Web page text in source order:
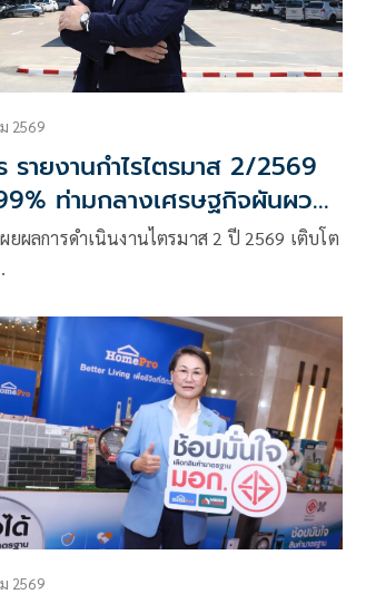
2569
รายงานกำไรไตรมาส 2/2569
ท่ามกลางเศรษฐกิจผันผวน
นหน้าขยายสาขา
ผยผลการดำเนินงานไตรมาส 2 ปี 2569 เติบโต
2569